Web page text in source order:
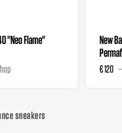
"Neo Flame"
New
€ 120
sneakers